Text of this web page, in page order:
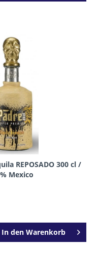
REPOSADO 300 cl /
Mexico
In den Warenkorb